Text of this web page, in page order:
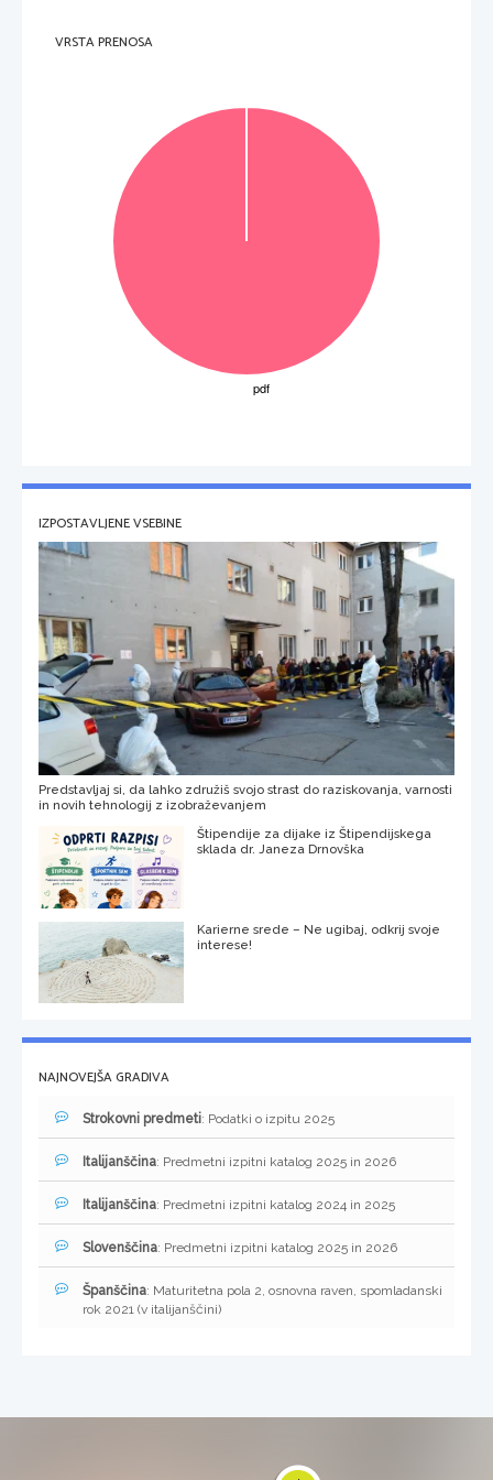
VRSTA PRENOSA
IZPOSTAVLJENE VSEBINE
Predstavljaj si, da lahko združiš svojo strast do raziskovanja, varnosti
in novih tehnologij z izobraževanjem
Štipendije za dijake iz Štipendijskega
sklada dr. Janeza Drnovška
Karierne srede – Ne ugibaj, odkrij svoje
interese!
NAJNOVEJŠA GRADIVA
Strokovni predmeti: Podatki o izpitu 2025
Italijanščina: Predmetni izpitni katalog 2025 in 2026
Italijanščina: Predmetni izpitni katalog 2024 in 2025
Slovenščina: Predmetni izpitni katalog 2025 in 2026
Španščina: Maturitetna pola 2, osnovna raven, spomladanski
rok 2021 (v italijanščini)